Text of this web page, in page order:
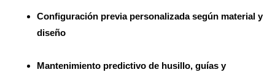
Configuración previa personalizada según material y
diseño
Mantenimiento predictivo de husillo, guías y